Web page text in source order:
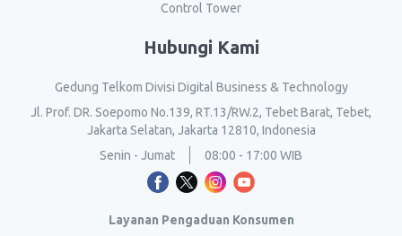
Control Tower
Hubungi Kami
Gedung Telkom Divisi Digital Business & Technology
Jl. Prof. DR. Soepomo No.139, RT.13/RW.2, Tebet Barat, Tebet,
Jakarta Selatan, Jakarta 12810, Indonesia
Senin - Jumat
08:00 - 17:00 WIB
Layanan Pengaduan Konsumen